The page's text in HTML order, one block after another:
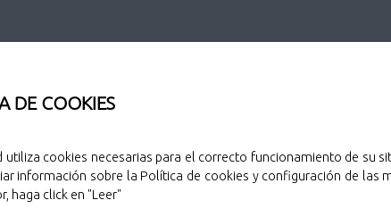
DE COOKIES
utiliza cookies necesarias para el correcto funcionamiento de su
información sobre la Política de cookies y configuración de las
haga click en "Leer"